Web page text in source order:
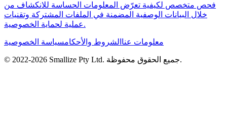
فحص متخصص لكيفية تعرّض المعلومات الحساسة للانكشاف من
خلال البيانات الوصفية المضمنة في الملفات المشتركة وتقنيات
عملية لحماية الخصوصية.
معلومات عنا الشروط والأحكامسياسة الخصوصية
© 2022-2026 Smallize Pty Ltd. جميع الحقوق محفوظة.